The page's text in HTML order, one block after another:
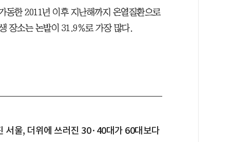
동한 2011년 이후 지난해까지 온열질환으로
장소는 논밭이 31.9％로 가장 많다.
서울, 더위에 쓰러진 30·40대가 60대보다